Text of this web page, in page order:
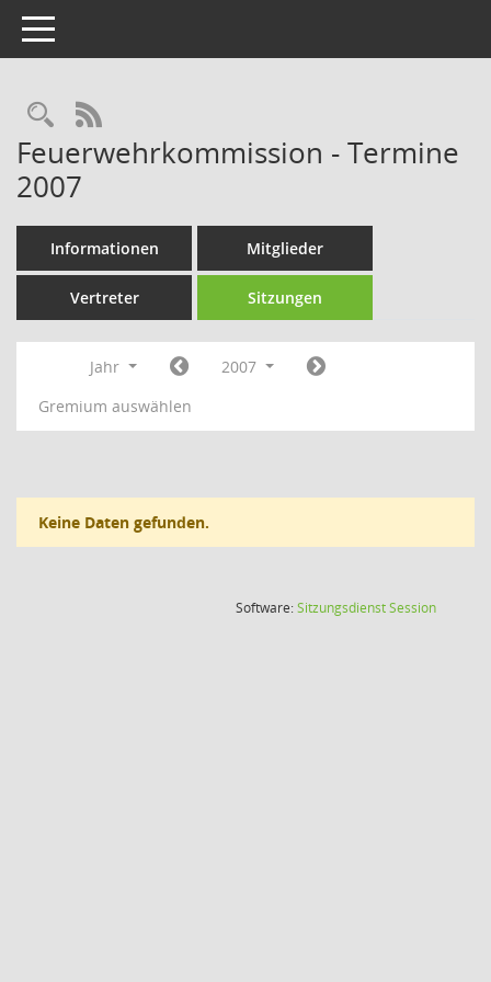
Toggle navigation
Rechercheauswahl
RSS-Feed
Feuerwehrkommission - Termine
2007
Informationen Mitglieder
Vertreter Sitzungen
Jahr
2007
Gremium auswählen
Keine Daten gefunden.
Software:SitzungsdienstSession(Wird in